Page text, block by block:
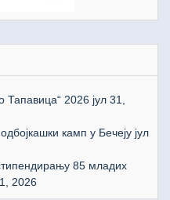
2026 јул 31,
камп у Бечеју јул
85 младих
2026